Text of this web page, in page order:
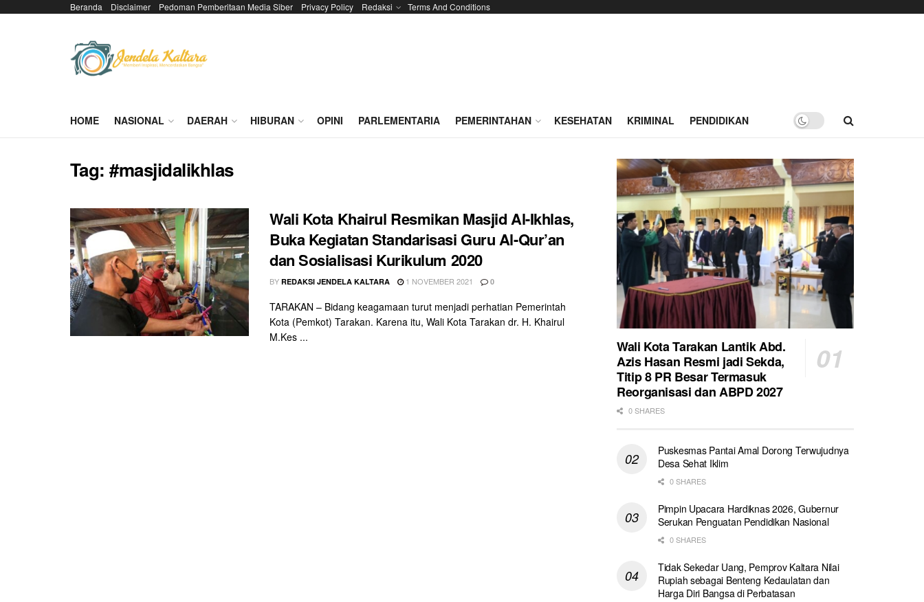
Beranda Disclaimer Pedoman Pemberitaan Media Siber Privacy Policy Redaksi Terms And Conditions
HOME NASIONAL DAERAH HIBURAN OPINI PARLEMENTARIA PEMERINTAHAN KESEHATAN KRIMINAL PENDIDIKAN
Tag:#masjidalikhlas
Wali Kota Khairul Resmikan Masjid Al-Ikhlas,
Buka Kegiatan Standarisasi Guru Al-Qur’an
dan Sosialisasi Kurikulum 2020
BY REDAKSI JENDELA KALTARA 1 NOVEMBER 2021 0
TARAKAN – Bidang keagamaan turut menjadi perhatian Pemerintah
Kota (Pemkot) Tarakan. Karena itu, Wali Kota Tarakan dr. H. Khairul
M.Kes ...
Wali Kota Tarakan Lantik Abd.
Azis Hasan Resmi jadi Sekda,
Titip 8 PR Besar Termasuk
Reorganisasi dan ABPD 2027
0 SHARES
Puskesmas Pantai Amal Dorong Terwujudnya
Desa Sehat Iklim
0 SHARES
Pimpin Upacara Hardiknas 2026, Gubernur
Serukan Penguatan Pendidikan Nasional
0 SHARES
Tidak Sekedar Uang, Pemprov Kaltara Nilai
Rupiah sebagai Benteng Kedaulatan dan
Harga Diri Bangsa di Perbatasan